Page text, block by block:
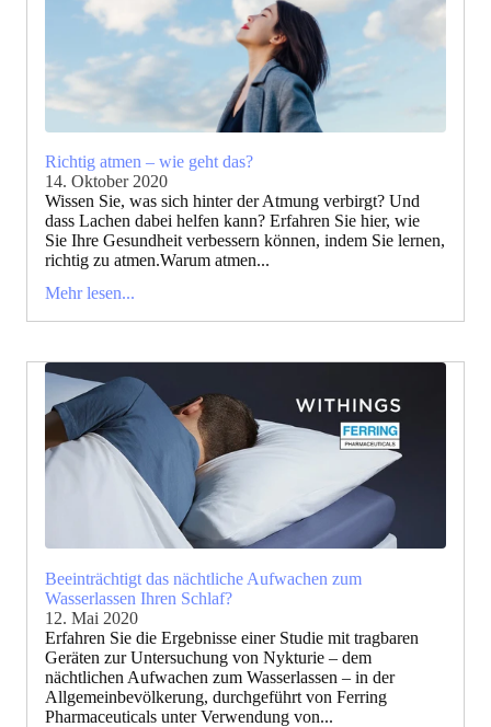
Richtig atmen – wie geht das?
14. Oktober 2020
Wissen Sie, was sich hinter der Atmung verbirgt? Und
dass Lachen dabei helfen kann? Erfahren Sie hier, wie
Sie Ihre Gesundheit verbessern können, indem Sie lernen,
richtig zu atmen.Warum atmen...
Mehr lesen...
Beeinträchtigt das nächtliche Aufwachen zum
Wasserlassen Ihren Schlaf?
12. Mai 2020
Erfahren Sie die Ergebnisse einer Studie mit tragbaren
Geräten zur Untersuchung von Nykturie – dem
nächtlichen Aufwachen zum Wasserlassen – in der
Allgemeinbevölkerung, durchgeführt von Ferring
Pharmaceuticals unter Verwendung von...